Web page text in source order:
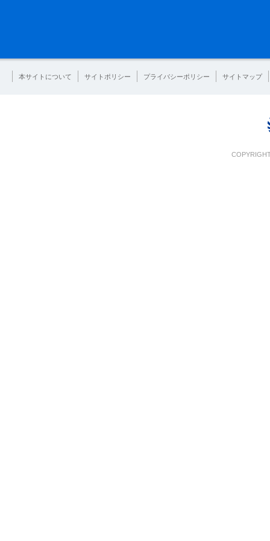
本サイトについて サイトポリシー プライバシーポリシー サイトマップ